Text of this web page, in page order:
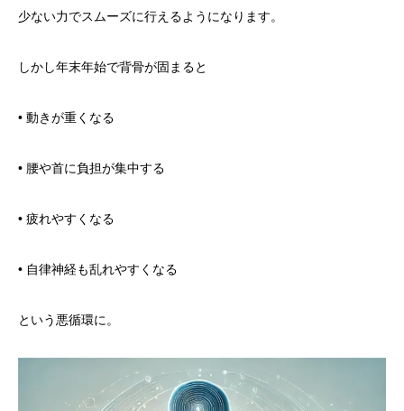
少ない力でスムーズに行えるようになります。
しかし年末年始で背骨が固まると
• 動きが重くなる
• 腰や首に負担が集中する
• 疲れやすくなる
• 自律神経も乱れやすくなる
という悪循環に。